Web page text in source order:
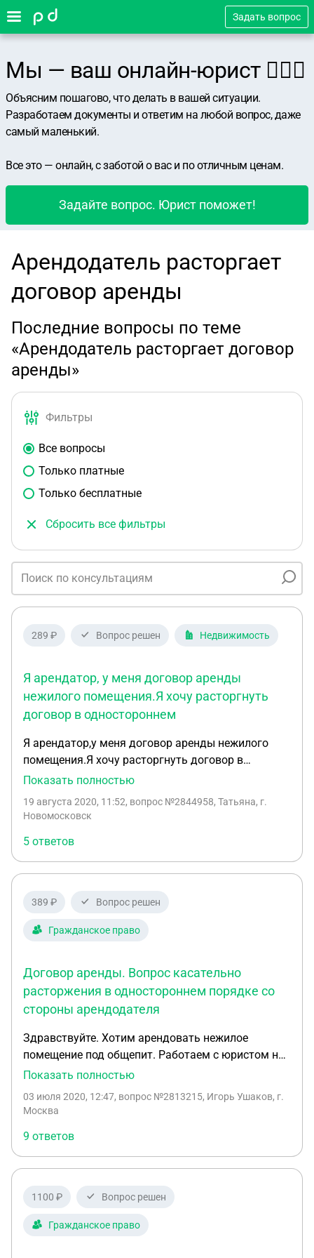
Задать вопрос
Мы — ваш онлайн-юрист 👨🏻‍⚖️
Объясним пошагово, что делать в вашей ситуации.
Разработаем документы и ответим на любой вопрос, даже
самый маленький.
Все это — онлайн, с заботой о вас и по отличным ценам.
Задайте вопрос. Юрист поможет!
Арендодатель расторгает
договор аренды
Последние вопросы по теме
«Арендодатель расторгает договор
аренды»
Фильтры
Все вопросы
Только платные
Только бесплатные
Сбросить все фильтры
289 ₽ Вопрос решен Недвижимость
Я арендатор, у меня договор аренды
нежилого помещения.Я хочу расторгнуть
договор в одностороннем
Я арендатор,у меня договор аренды нежилого
помещения.Я хочу расторгнуть договор в
одностороннем порядке.Уведомляю об этом в
прописанно в договоре.Отправленно уже
эл.почте.Арендодатель настойчиво
утверждает,что никаких писем не
получает,соглашение о расторжение не
с данного помещения.Арендодатель говорит,что
аренду будет продолжать начислять и пени
Показать полностью
19 августа 2020, 11:52, вопрос №2844958, Татьяна, г.
Новомосковск
5 ответов
389 ₽ Вопрос решен
Гражданское право
Договор аренды. Вопрос касательно
расторжения в одностороннем порядке со
стороны арендодателя
Здравствуйте. Хотим арендовать нежилое
помещение под общепит. Работаем с юристом на
удаленке для составления договора. Юрист в
Арендодатель вправе в одностороннем порядке
соответствии с п. 1 ст. 450.1 ГК РФ и расторгнуть
его без обращения в судебные органы, письменно
предупредив об этом Арендатора не менее, чем за
прекращения Договора. При этом настоящий
Договор будет считаться расторгнутым после
Показать полностью
03 июля 2020, 12:47, вопрос №2813215, Игорь Ушаков, г.
Москва
9 ответов
1100 ₽ Вопрос решен
Гражданское право